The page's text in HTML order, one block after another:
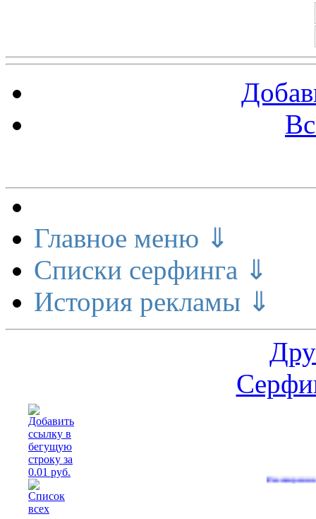
Главное меню ⇓
Списки серфинга ⇓
История рекламы ⇓
Расширение делает